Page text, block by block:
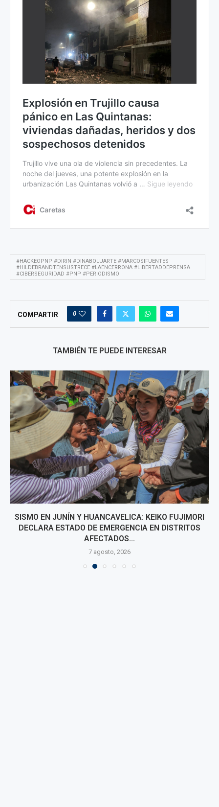
#HACKEOPNP #DIRIN #DINABOLUARTE #MARCOSIFUENTES
#HILDEBRANDTENSUSTRECE #LAENCERRONA #LIBERTADDEPRENSA
#CIBERSEGURIDAD #PNP #PERIODISMO
COMPARTIR 0
TAMBIÉN TE PUEDE INTERESAR
SISMO EN JUNÍN Y HUANCAVELICA: KEIKO FUJIMORI
DECLARA ESTADO DE EMERGENCIA EN DISTRITOS
AFECTADOS...
7 agosto, 2026